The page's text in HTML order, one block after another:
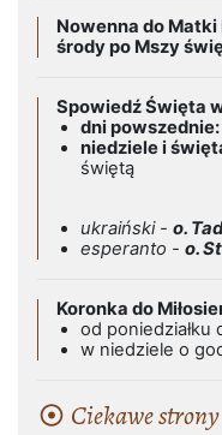
Nowenna do
środy po Mszy
Spowiedź Święta
dni powszednie:
niedziele i
świętą
ukraiński - o.
esperanto - o.
Koronka do
od poniedziałku
w niedziele o
Ciekawe strony